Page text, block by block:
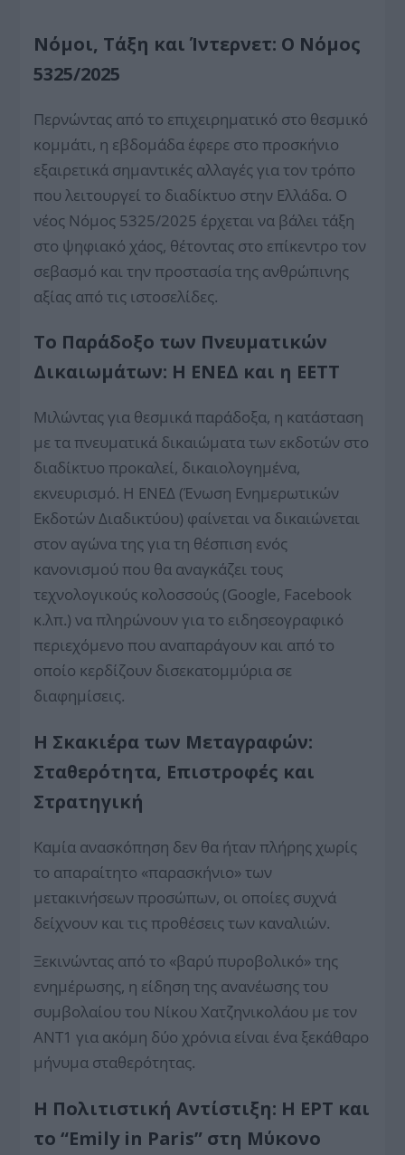
Νόμοι, Τάξη και Ίντερνετ: Ο Νόμος
5325/2025
Περνώντας από το επιχειρηματικό στο θεσμικό
κομμάτι, η εβδομάδα έφερε στο προσκήνιο
εξαιρετικά σημαντικές αλλαγές για τον τρόπο
που λειτουργεί το διαδίκτυο στην Ελλάδα. Ο
νέος Νόμος 5325/2025 έρχεται να βάλει τάξη
στο ψηφιακό χάος, θέτοντας στο επίκεντρο τον
σεβασμό και την προστασία της ανθρώπινης
αξίας από τις ιστοσελίδες.
Το Παράδοξο των Πνευματικών
Δικαιωμάτων: Η ΕΝΕΔ και η ΕΕΤΤ
Μιλώντας για θεσμικά παράδοξα, η κατάσταση
με τα πνευματικά δικαιώματα των εκδοτών στο
διαδίκτυο προκαλεί, δικαιολογημένα,
εκνευρισμό. Η ΕΝΕΔ (Ένωση Ενημερωτικών
Εκδοτών Διαδικτύου) φαίνεται να δικαιώνεται
στον αγώνα της για τη θέσπιση ενός
κανονισμού που θα αναγκάζει τους
τεχνολογικούς κολοσσούς (Google, Facebook
κ.λπ.) να πληρώνουν για το ειδησεογραφικό
περιεχόμενο που αναπαράγουν και από το
οποίο κερδίζουν δισεκατομμύρια σε
διαφημίσεις.
Η Σκακιέρα των Μεταγραφών:
Σταθερότητα, Επιστροφές και
Στρατηγική
Καμία ανασκόπηση δεν θα ήταν πλήρης χωρίς
το απαραίτητο «παρασκήνιο» των
μετακινήσεων προσώπων, οι οποίες συχνά
δείχνουν και τις προθέσεις των καναλιών.
Ξεκινώντας από το «βαρύ πυροβολικό» της
ενημέρωσης, η είδηση της ανανέωσης του
συμβολαίου του Νίκου Χατζηνικολάου με τον
ΑΝΤ1 για ακόμη δύο χρόνια είναι ένα ξεκάθαρο
μήνυμα σταθερότητας.
Η Πολιτιστική Αντίστιξη: Η ΕΡΤ και
το “Emily in Paris” στη Μύκονο